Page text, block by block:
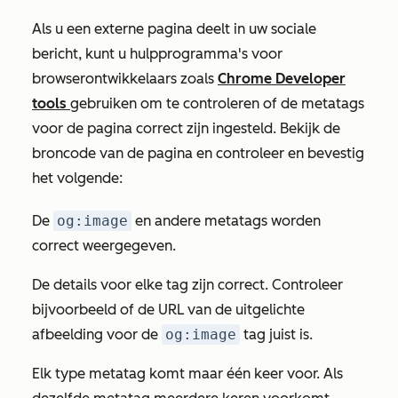
Als u een externe pagina deelt in uw sociale
bericht, kunt u hulpprogramma's voor
browserontwikkelaars zoals Chrome Developer
tools gebruiken om te controleren of de metatags
voor de pagina correct zijn ingesteld. Bekijk de
broncode van de pagina en controleer en bevestig
het volgende:
De og:image en andere metatags worden
correct weergegeven.
De details voor elke tag zijn correct. Controleer
bijvoorbeeld of de URL van de uitgelichte
afbeelding voor de og:image tag juist is.
Elk type metatag komt maar één keer voor. Als